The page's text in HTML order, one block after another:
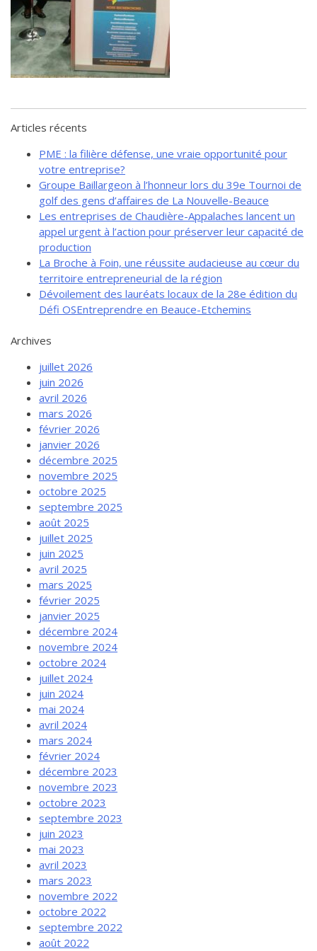
de solidarité
Futurpreneur
Toile entrepreneuriale Nouvelle-
Beauce
Documentation
Articles récents
PME : la filière défense, une vraie opportunité pour
votre entreprise?
Groupe Baillargeon à l’honneur lors du 39e Tournoi de
golf des gens d’affaires de La Nouvelle-Beauce
Les entreprises de Chaudière-Appalaches lancent un
appel urgent à l’action pour préserver leur capacité de
production
La Broche à Foin, une réussite audacieuse au cœur du
territoire entrepreneurial de la région
Dévoilement des lauréats locaux de la 28e édition du
Défi OSEntreprendre en Beauce-Etchemins
Archives
juillet 2026
juin 2026
avril 2026
mars 2026
février 2026
janvier 2026
décembre 2025
novembre 2025
octobre 2025
septembre 2025
août 2025
juillet 2025
juin 2025
avril 2025
mars 2025
février 2025
janvier 2025
décembre 2024
novembre 2024
octobre 2024
juillet 2024
juin 2024
mai 2024
avril 2024
mars 2024
février 2024
décembre 2023
novembre 2023
octobre 2023
septembre 2023
juin 2023
mai 2023
avril 2023
mars 2023
novembre 2022
octobre 2022
septembre 2022
août 2022